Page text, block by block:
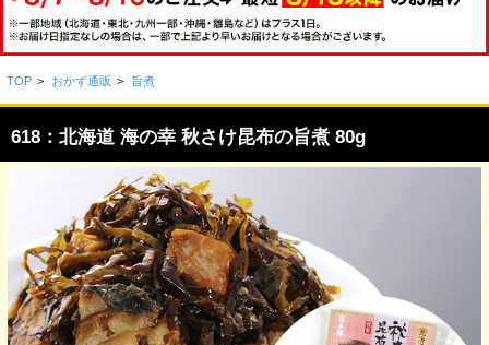
TOP > おかず通販 > 旨煮
618：北海道 海の幸 秋さけ昆布の旨煮 80g